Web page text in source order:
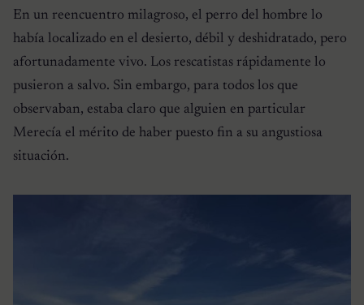
En un reencuentro milagroso, el perro del hombre lo
había localizado en el desierto, débil y deshidratado, pero
afortunadamente vivo. Los rescatistas rápidamente lo
pusieron a salvo. Sin embargo, para todos los que
observaban, estaba claro que alguien en particular
Merecía el mérito de haber puesto fin a su angustiosa
situación.